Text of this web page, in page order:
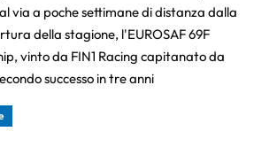
via a poche settimane di distanza dalla
della stagione, l'EUROSAF 69F
vinto da FIN1 Racing capitanato da
successo in tre anni